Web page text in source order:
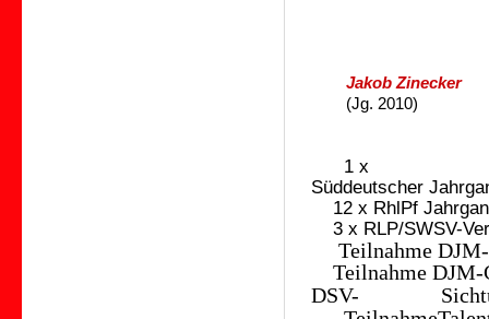
Jakob Zinecker
(Jg. 2010)
1 x
Süddeutscher
12 x RhlPf
3 x RLP/SWSV-
Teilnahme DJM-
Teilnahme DJM-
DSV-